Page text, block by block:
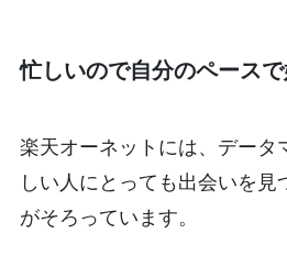
忙しいので自分のペース
楽天オーネットには、データ
しい人にとっても出会いを見
がそろっています。